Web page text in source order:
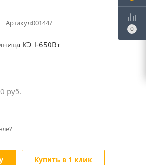
Артикул:001447
КЭН-650Вт
руб.
Купить в 1 клик
0